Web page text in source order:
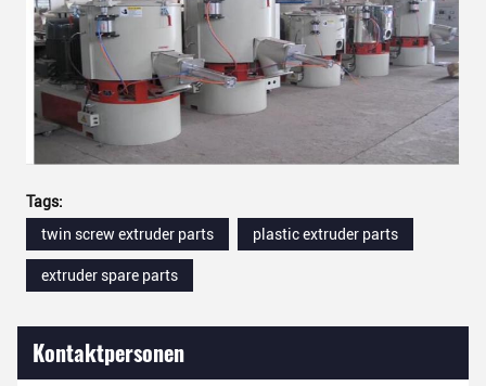
Tags:
twin screw extruder parts
plastic extruder parts
extruder spare parts
Kontaktpersonen